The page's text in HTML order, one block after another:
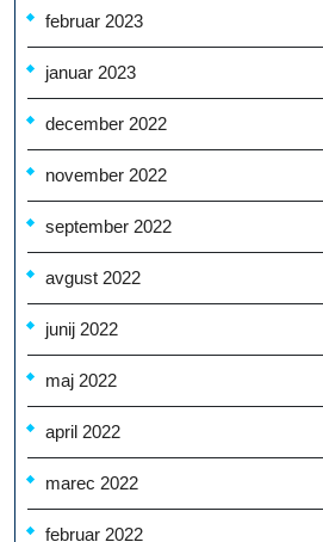
februar 2023
januar 2023
december 2022
november 2022
september 2022
avgust 2022
junij 2022
maj 2022
april 2022
marec 2022
februar 2022